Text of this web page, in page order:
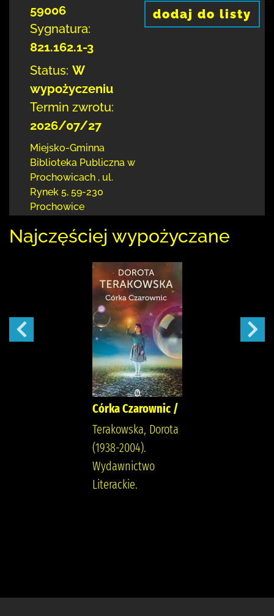
59006
Sygnatura:
821.162.1-3
Status: W
wypożyczeniu
Termin zwrotu:
2026/07/27
Miejsko-Gminna
Biblioteka Publiczna w
Prochowicach , ul.
Rynek 5, 59-230
Prochowice
dodaj do listy
Najczęściej wypożyczane
Córka Czarownic /
Terakowska, Dorota
(1938-2004).
Wydawnictwo
Literackie.